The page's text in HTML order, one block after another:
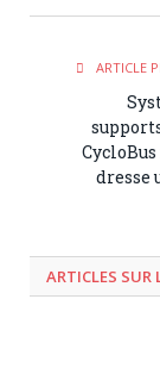
ARTICLE
CycloBus
dresse
ARTICLES SUR